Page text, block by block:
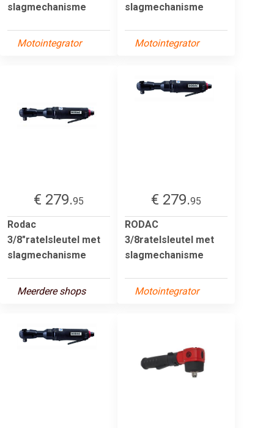
slagmechanisme
Motointegrator
slagmechanisme
Motointegrator
€ 279.95
Rodac
3/8"ratelsleutel met
slagmechanisme
Meerdere shops
€ 279.95
RODAC
3/8ratelsleutel met
slagmechanisme
Motointegrator